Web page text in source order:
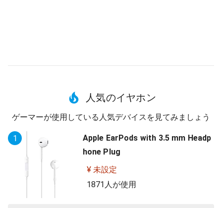
人気のイヤホン
ゲーマーが使用している人気デバイスを見てみましょう
1
Apple EarPods with 3.5 mm Headp
hone Plug
¥ 未設定
1871人が使用